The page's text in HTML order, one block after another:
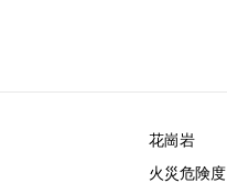
花崗岩
火災危険度